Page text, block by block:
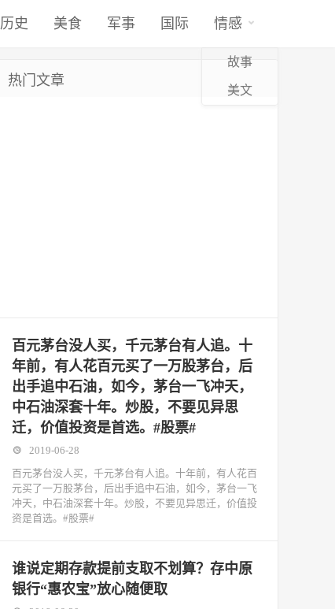
历史 美食 军事 国际 情感
故事
美文
热门文章
百元茅台没人买，千元茅台有人追。十
年前，有人花百元买了一万股茅台，后
出手追中石油，如今，茅台一飞冲天，
中石油深套十年。炒股，不要见异思
迁，价值投资是首选。#股票#
2019-06-28
百元茅台没人买，千元茅台有人追。十年前，有人花百
元买了一万股茅台，后出手追中石油，如今，茅台一飞
冲天，中石油深套十年。炒股，不要见异思迁，价值投
资是首选。#股票#
谁说定期存款提前支取不划算？存中原
银行“惠农宝”放心随便取